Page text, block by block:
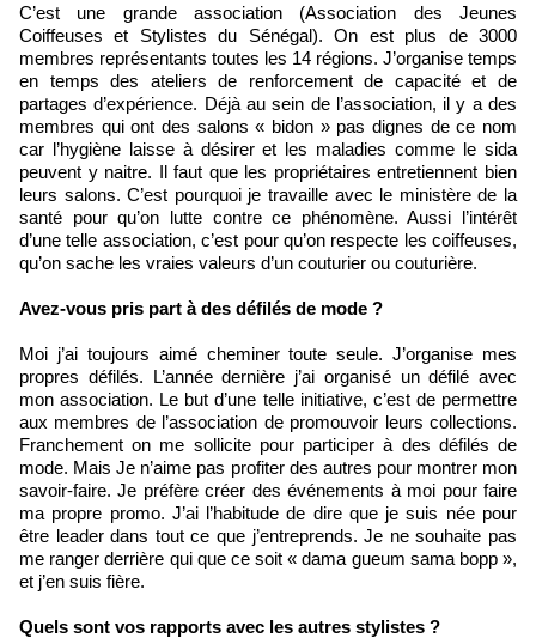
C’est une grande association (Association des Jeunes
Coiffeuses et Stylistes du Sénégal). On est plus de 3000
membres représentants toutes les 14 régions. J’organise temps
en temps des ateliers de renforcement de capacité et de
partages d’expérience. Déjà au sein de l’association, il y a des
membres qui ont des salons « bidon » pas dignes de ce nom
car l’hygiène laisse à désirer et les maladies comme le sida
peuvent y naitre. Il faut que les propriétaires entretiennent bien
leurs salons. C’est pourquoi je travaille avec le ministère de la
santé pour qu’on lutte contre ce phénomène. Aussi l’intérêt
d’une telle association, c’est pour qu’on respecte les coiffeuses,
qu’on sache les vraies valeurs d’un couturier ou couturière.
Avez-vous pris part à des défilés de mode ?
Moi j’ai toujours aimé cheminer toute seule. J’organise mes
propres défilés. L’année dernière j’ai organisé un défilé avec
mon association. Le but d’une telle initiative, c’est de permettre
aux membres de l’association de promouvoir leurs collections.
Franchement on me sollicite pour participer à des défilés de
mode. Mais Je n’aime pas profiter des autres pour montrer mon
savoir-faire. Je préfère créer des événements à moi pour faire
ma propre promo. J’ai l’habitude de dire que je suis née pour
être leader dans tout ce que j’entreprends. Je ne souhaite pas
me ranger derrière qui que ce soit « dama gueum sama bopp »,
et j’en suis fière.
Quels sont vos rapports avec les autres stylistes ?